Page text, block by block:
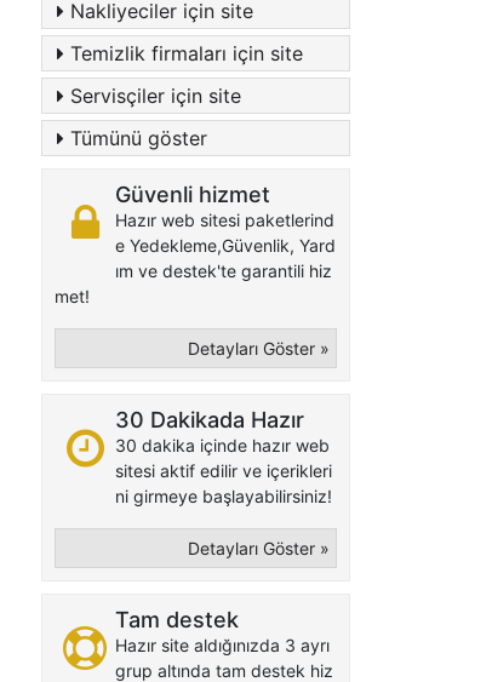
Nakliyeciler için site
Temizlik firmaları için site
Servisçiler için site
Tümünü göster
Güvenli hizmet
Hazır web sitesi paketlerind
e Yedekleme,Güvenlik, Yard
ım ve destek'te garantili hiz
met!
Detayları Göster »
30 Dakikada Hazır
30 dakika içinde hazır web
sitesi aktif edilir ve içerikleri
ni girmeye başlayabilirsiniz!
Detayları Göster »
Tam destek
Hazır site aldığınızda 3 ayrı
grup altında tam destek hiz